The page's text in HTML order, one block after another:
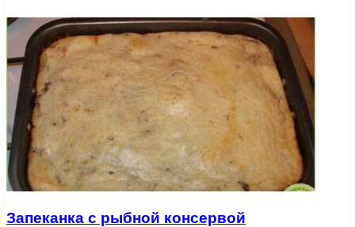
Запеканка с рыбной консервой